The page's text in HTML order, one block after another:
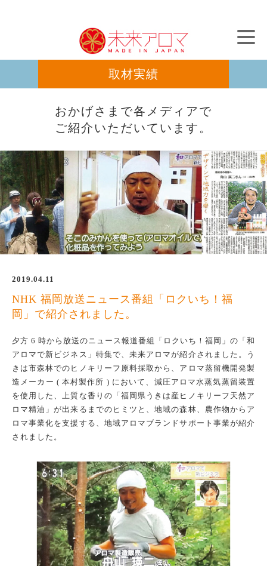
取材実績
おかげさまで各メディアで
ご紹介いただいています。
2019.04.11
NHK 福岡放送ニュース番組「ロクいち！福
岡」で紹介されました。
夕方 6 時から放送のニュース報道番組「ロクいち！福岡」の「和
アロマで新ビジネス」特集で、未来アロマが紹介されました。う
きは市森林でのヒノキリーフ原料採取から、アロマ蒸留機開発製
造メーカー ( 本村製作所 ) において、減圧アロマ水蒸気蒸留装置
を使用した、上質な香りの「福岡県うきは産ヒノキリーフ天然ア
ロマ精油」が出来るまでのヒミツと、地域の森林、農作物からア
ロマ事業化を支援する、地域アロマブランドサポート事業が紹介
されました。